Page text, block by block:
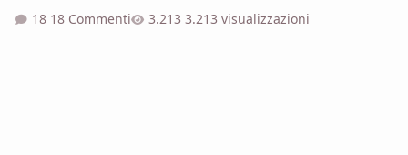
18 Commenti
3.213 visualizzazioni